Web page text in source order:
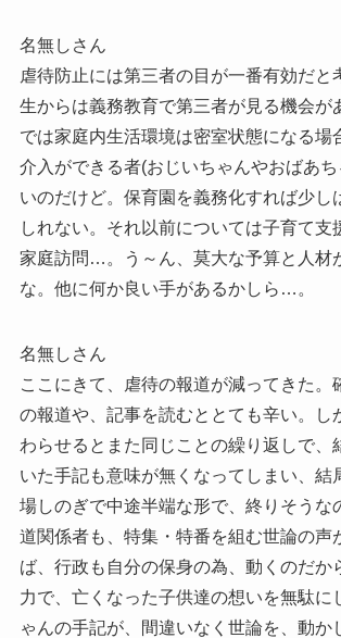
名無しさん
虐待防止には第三者の目が一番有効だと
生からは義務教育で第三者が見る機会が
では家庭内生活環境は密室状態になる場
介入ができる者(おじいちゃんやおばあ
いのだけど。保育園を義務化すれば少し
しれない。それ以前については子育て支
家庭訪問…。う～ん、莫大な予算と人材
な。他に何か良い手があるかしら…。
名無しさん
ここにきて、虐待の報道が減ってきた。
の報道や、記事を読むととても辛い。し
わらせるとまた同じことの繰り返しで、
いた手記も意味が無くなってしまい、結
場しのぎで中途半端な形で、終りそうな
道関係者も、特集・特番を組む世論の声
ば、行政も自分の保身の為、動くのだか
力で、亡くなった子供達の想いを無駄に
ゃんの手記が、間違いなく世論を、動か